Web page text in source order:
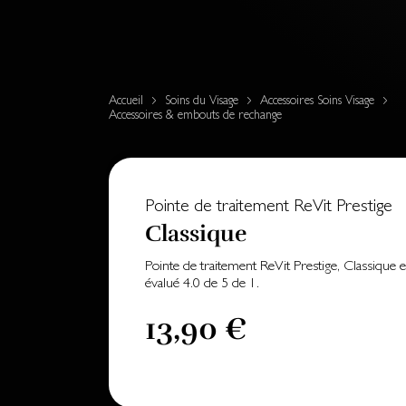
Accueil Soins du Visage
Accessoires Soins Visage
Accessoires & embouts de rechange
Pointe de traitement ReVit Prestige
Classique
Pointe de traitement ReVit Prestige, Classique
évalué 4.0 de 5 de 1 .
13,90 €